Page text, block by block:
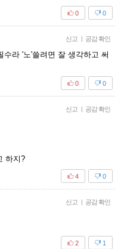
0
0
신고 | 공감 확인
라 '노'쓸려면 잘 생각하고 써
0
0
신고 | 공감 확인
하지?
0
4
신고 | 공감 확인
1
2